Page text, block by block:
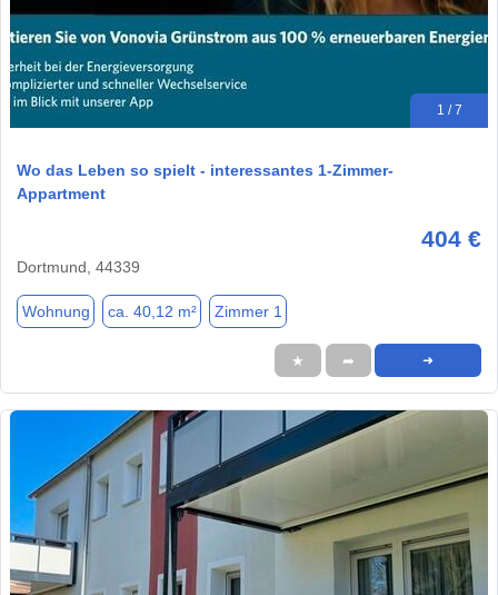
1 / 7
Wo das Leben so spielt - interessantes 1-Zimmer-
Appartment
404 €
Dortmund, 44339
Wohnung ca. 40,12 m² Zimmer 1
★ ➦ ➜